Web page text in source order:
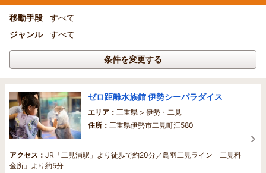
移動手段
すべて
ジャンル
すべて
条件を変更する
ゼロ距離水族館 伊勢シーパラダイス
エリア： 三重県 > 伊勢・二見
住所： 三重県伊勢市二見町江580
アクセス： JR「二見浦駅」より徒歩で約20分／鳥羽二見ライン「二見料
金所」より約5分